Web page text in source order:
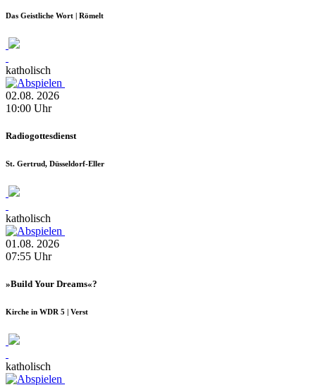
Das Geistliche Wort | Römelt
katholisch
02.08. 2026
10:00 Uhr
Radiogottesdienst
St. Gertrud, Düsseldorf-Eller
katholisch
01.08. 2026
07:55 Uhr
»Build Your Dreams«?
Kirche in WDR 5 | Verst
katholisch